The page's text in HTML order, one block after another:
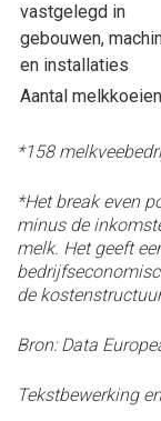
vastgelegd in
gebouwen,
en installaties
Aantal melkkoeien
*158
*Het break even
minus de
melk. Het geeft
de
Bron: Data
Tekstbewerking